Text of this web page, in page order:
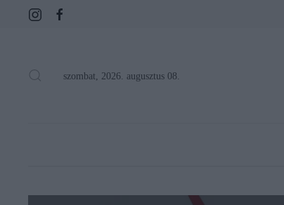
szombat, 2026. augusztus 08.